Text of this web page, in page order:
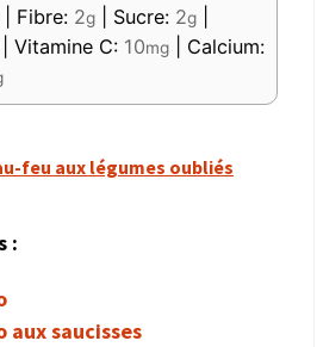
Fibre: 2g Sucre: 2g
Vitamine C: 10mg
Calcium:
feu aux légumes oubliés
:
saucisses